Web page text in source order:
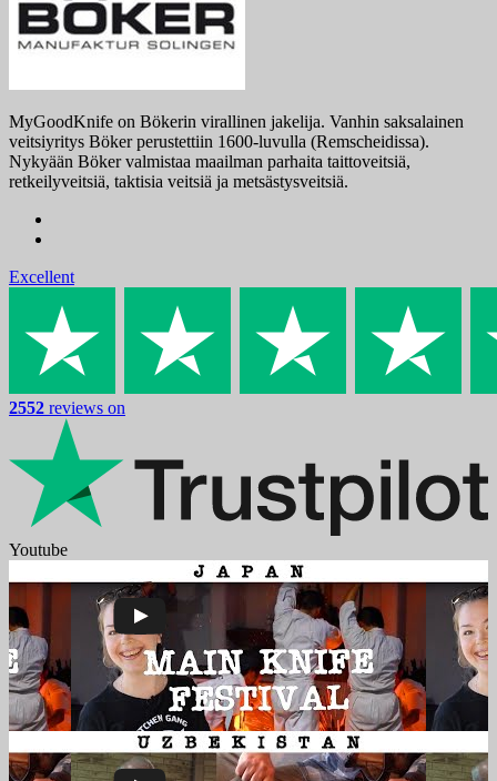
MyGoodKnife on Bökerin virallinen jakelija. Vanhin saksalainen
veitsiyritys Böker perustettiin 1600-luvulla (Remscheidissa).
Nykyään Böker valmistaa maailman parhaita taittoveitsiä,
retkeilyveitsiä, taktisia veitsiä ja metsästysveitsiä.
Excellent
2552 reviews on
Youtube